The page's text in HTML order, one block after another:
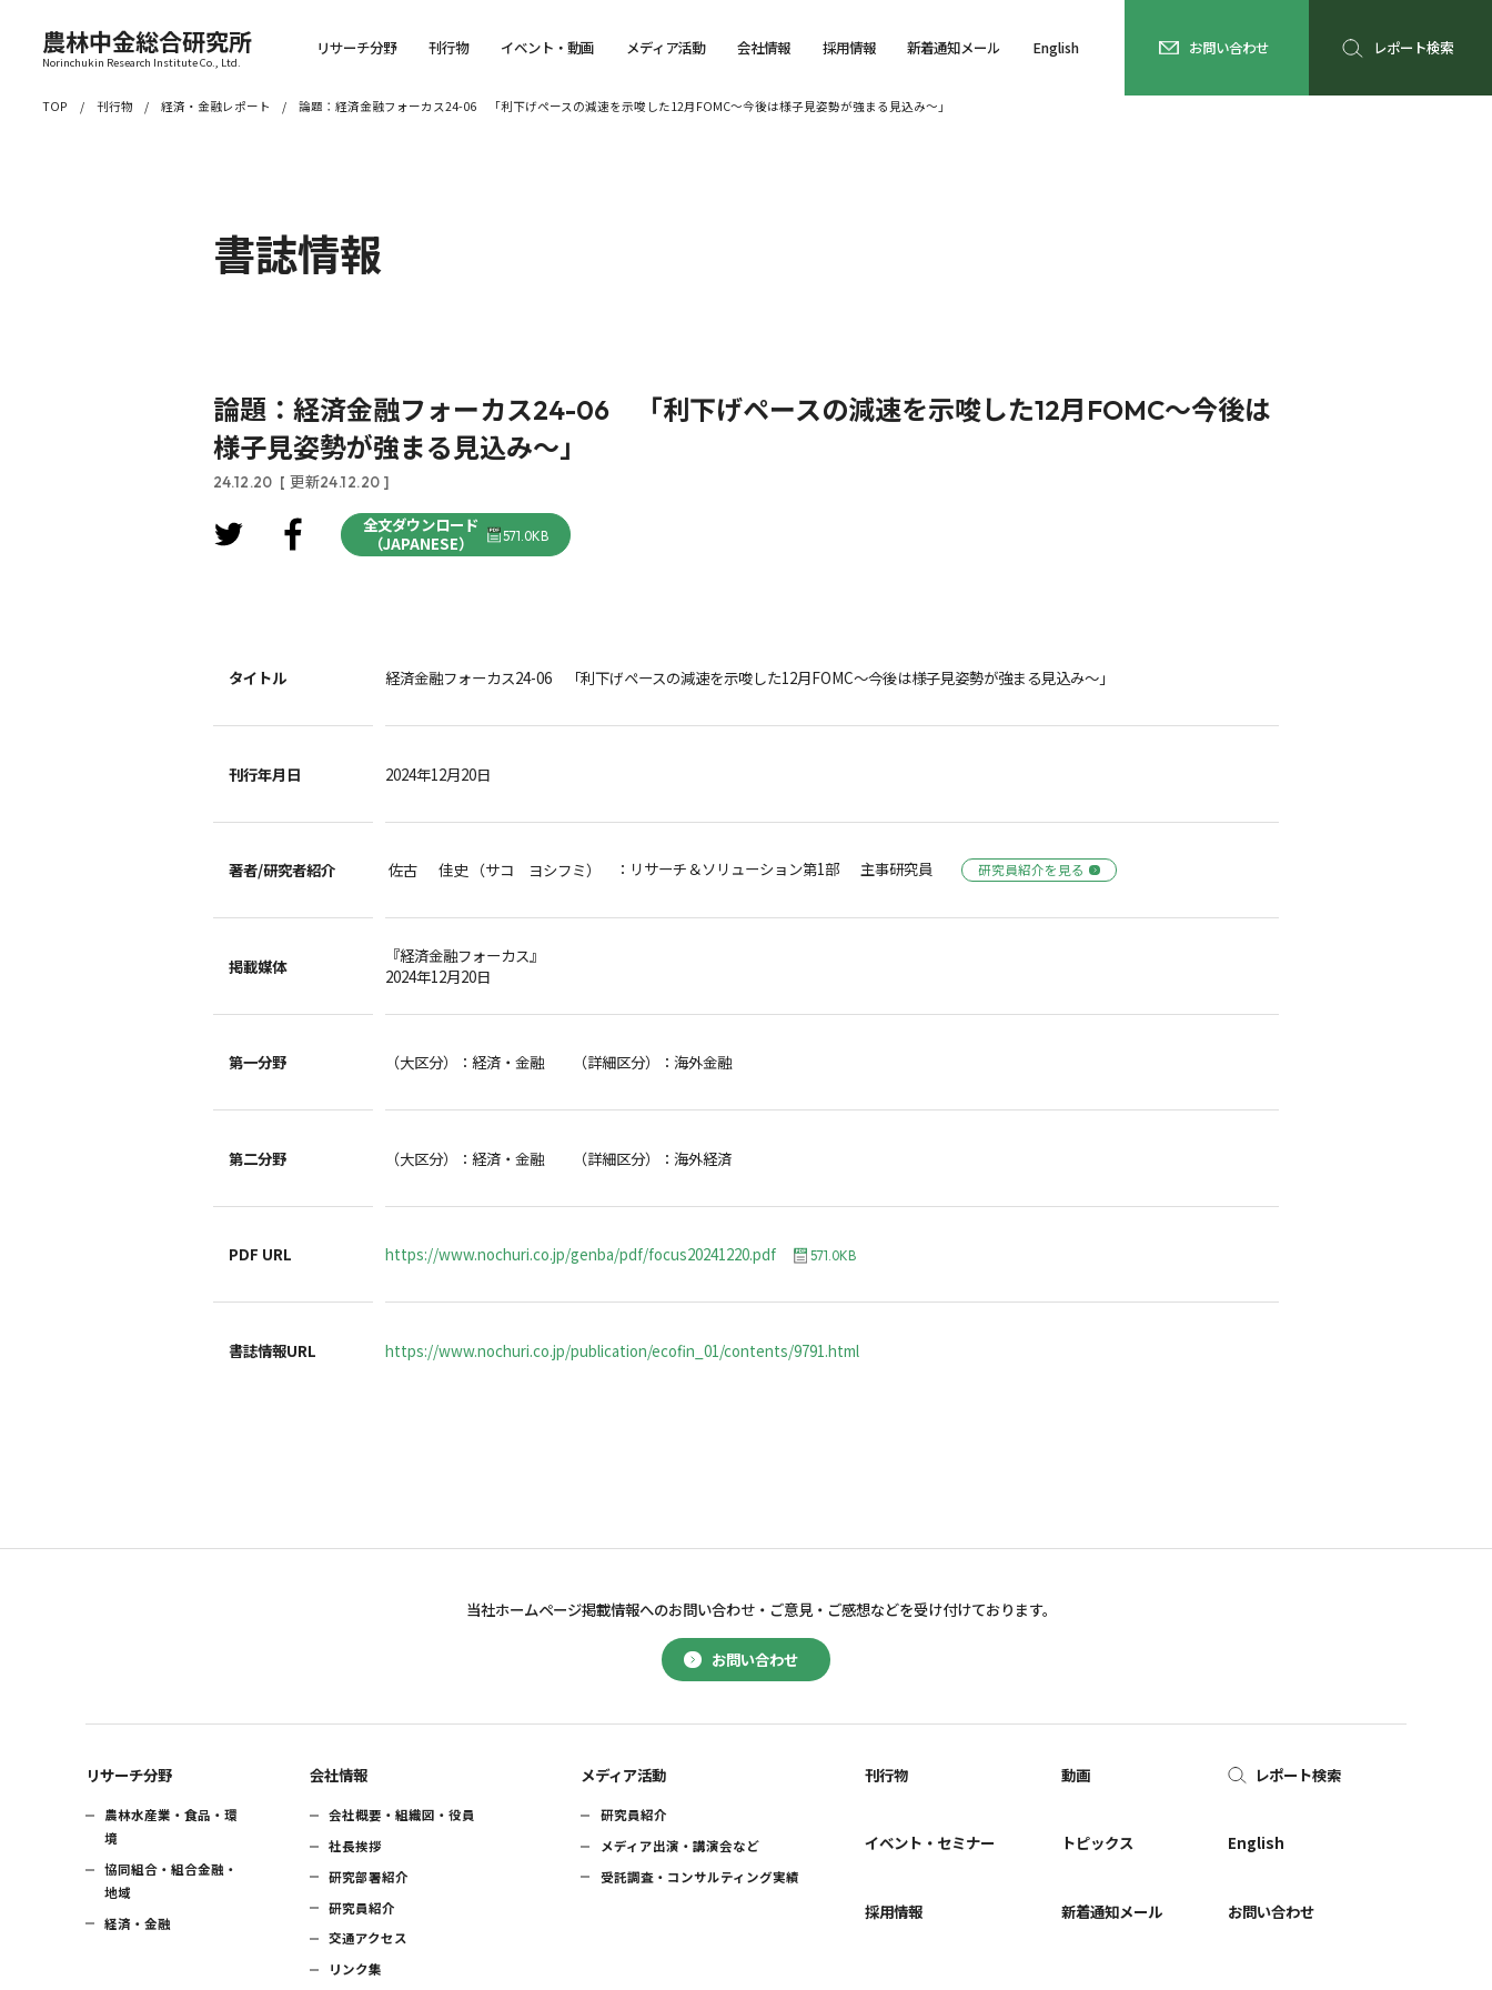
農林中金総合研究所
Norinchukin Research Institute Co., Ltd.
リサーチ分野 刊行物 イベント・動画 メディア活動 会社情報 採用情報 新着通知メール English お問い合わせ レポート検索
TOP 刊行物 経済・金融レポート 論題：経済金融フォーカス24-06 「利下げペースの減速を示唆した12月FOMC～今後は様子見姿勢が強まる見込み～」
書誌情報
論題：経済金融フォーカス24-06 「利下げペースの減速を示唆した12月FOMC～今後は
様子見姿勢が強まる見込み～」
24.12.20 [ 更新24.12.20 ]
全文ダウンロード
（JAPANESE）
571.0KB
タイトル 経済金融フォーカス24-06 「利下げペースの減速を示唆した12月FOMC～今後は様子見姿勢が強まる見込み～」
刊行年月日 2024年12月20日
著者/研究者紹介 佐古 佳史 （サコ ヨシフミ） ：リサーチ＆ソリューション第1部 主事研究員 研究員紹介を見る
掲載媒体
『経済金融フォーカス』
2024年12月20日
第一分野 （大区分）：経済・金融 （詳細区分）：海外金融
第二分野 （大区分）：経済・金融 （詳細区分）：海外経済
PDF URL https://www.nochuri.co.jp/genba/pdf/focus20241220.pdf 571.0KB
書誌情報URL https://www.nochuri.co.jp/publication/ecofin_01/contents/9791.html
お問い合わせ
当社ホームページ掲載情報へのお問い合わせ・ ご意見・ご感想などを受け付けております。
リサーチ分野
農林水産業・食品・環
境
協同組合・組合金融・
地域
経済・金融
会社情報
会社概要・組織図・役員
社長挨拶
研究部署紹介
研究員紹介
交通アクセス
リンク集
メディア活動
研究員紹介
メディア出演・講演会など
受託調査・コンサルティング実績
刊行物
イベント・セミナー
採用情報
動画
トピックス
新着通知メール
レポート検索
English
お問い合わせ